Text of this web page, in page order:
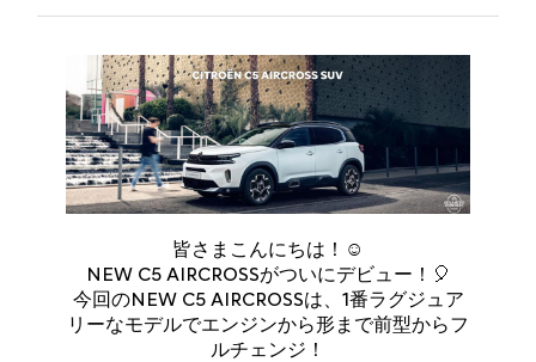
皆さまこんにちは！☺️
NEW C5 AIRCROSSがついにデビュー！🎈
今回のNEW C5 AIRCROSSは、1番ラグジュア
リーなモデルでエンジンから形まで前型からフ
ルチェンジ！